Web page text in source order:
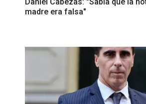
Daniel Cabezas: "Sabía que la
madre era falsa"